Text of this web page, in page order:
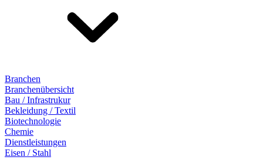
Branchen
Branchenübersicht
Bau / Infrastrukur
Bekleidung / Textil
Biotechnologie
Chemie
Dienstleistungen
Eisen / Stahl